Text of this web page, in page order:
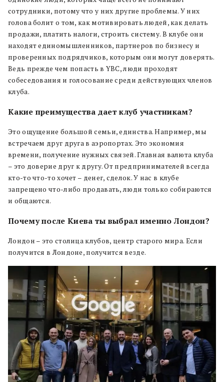
сотрудники, потому что у них другие проблемы. У них
голова болит о том, как мотивировать людей, как делать
продажи, платить налоги, строить систему. В клубе они
находят единомышленников, партнеров по бизнесу и
проверенных подрядчиков, которым они могут доверять.
Ведь прежде чем попасть в YBC, люди проходят
собеседования и голосование среди действующих членов
клуба.
Какие преимущества дает клуб участникам?
Это ощущение большой семьи, единства. Например, мы
встречаем друг друга в аэропортах. Это экономия
времени, получение нужных связей. Главная валюта клуба
– это доверие друг к другу. От предпринимателей всегда
кто-то что-то хочет – денег, сделок. У нас в клубе
запрещено что-либо продавать, люди только собираются
и общаются.
Почему после Киева ты выбрал именно Лондон?
Лондон – это столица клубов, центр старого мира. Если
получится в Лондоне, получится везде.